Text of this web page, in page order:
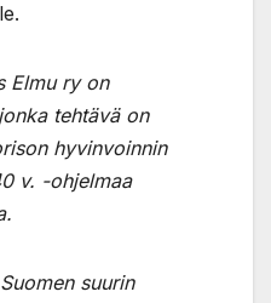
Elmu ry on
tehtävä on
hyvinvoinnin
v. -ohjelmaa
suurin